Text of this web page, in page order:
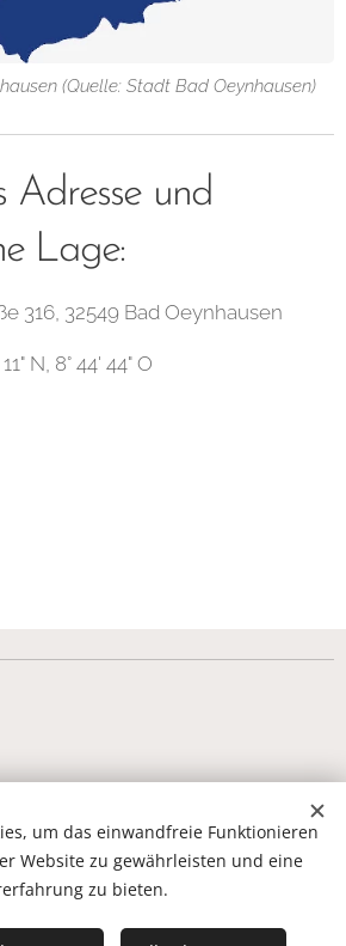
(Quelle: Stadt Bad Oeynhausen)
Adresse und
Lage:
316, 32549 Bad Oeynhausen
N, 8° 44' 44" O
. Webmaster: Marc Bentrup
um das einwandfreie Funktionieren
Website zu gewährleisten und eine
zu bieten.